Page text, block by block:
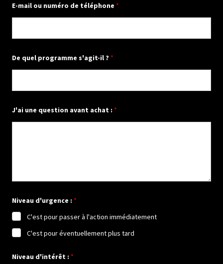
*
s
i
E-mail ou numéro de téléphone *
De quel programme s'agit-il ? *
J'ai une question avant achat : *
Niveau d'urgence : *
C'est pour passer à l'action immédiatement
C'est pour éventuellement plus tard
Niveau d'intérêt : *